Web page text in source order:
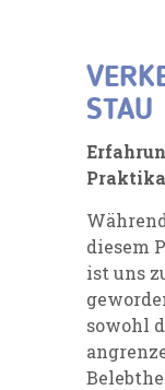
STAU
diesem
ist uns
sowohl